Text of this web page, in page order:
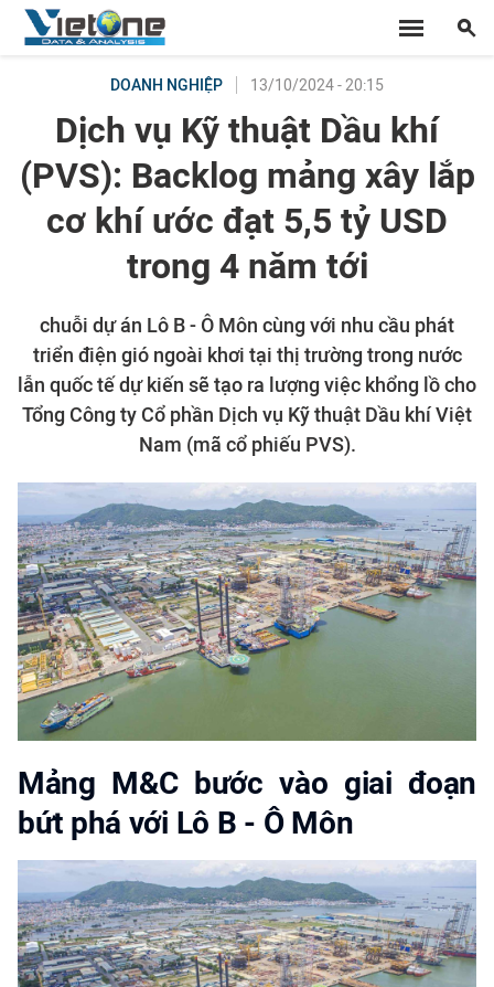
DOANH NGHIỆP 13/10/2024 - 20:15
Dịch vụ Kỹ thuật Dầu khí
(PVS): Backlog mảng xây lắp
cơ khí ước đạt 5,5 tỷ USD
trong 4 năm tới
chuỗi dự án Lô B - Ô Môn cùng với nhu cầu phát
triển điện gió ngoài khơi tại thị trường trong nước
lẫn quốc tế dự kiến sẽ tạo ra lượng việc khổng lồ cho
Tổng Công ty Cổ phần Dịch vụ Kỹ thuật Dầu khí Việt
Nam (mã cổ phiếu PVS).
Mảng M&C bước vào giai đoạn
bứt phá với Lô B - Ô Môn